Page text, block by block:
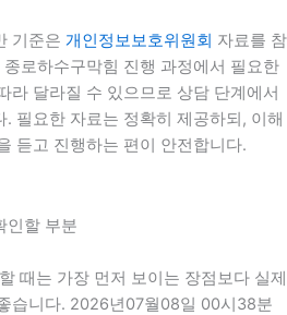
기준은 개인정보보호위원회 자료를 참
로하수구막힘 진행 과정에서 필요한
라 달라질 수 있으므로 상담 단계에서
필요한 자료는 정확히 제공하되, 이해
듣고 진행하는 편이 안전합니다.
인할 부분
때는 가장 먼저 보이는 장점보다 실제
습니다. 2026년07월08일 00시38분